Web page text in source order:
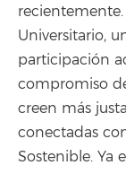
recientemente.
Universitario,
participación
compromiso
creen más
conectadas
Sostenible. Ya